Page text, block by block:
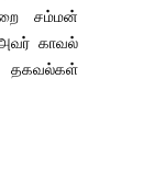
சம்மன்
அவர் காவல்